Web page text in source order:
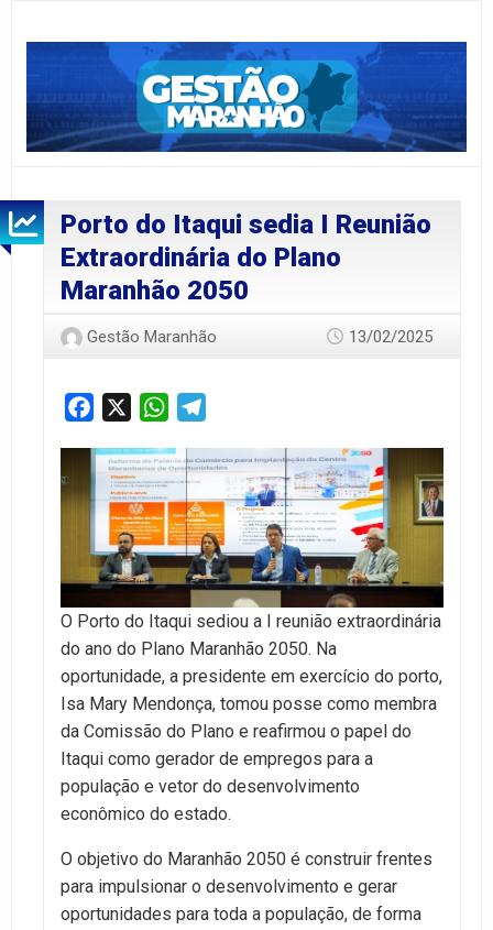
Porto do Itaqui sedia I Reunião
Extraordinária do Plano
Maranhão 2050
Gestão Maranhão 13/02/2025
Facebook WhatsApp
O Porto do Itaqui sediou a I reunião extraordinária
do ano do Plano Maranhão 2050. Na
oportunidade, a presidente em exercício do porto,
Isa Mary Mendonça, tomou posse como membra
da Comissão do Plano e reafirmou o papel do
Itaqui como gerador de empregos para a
população e vetor do desenvolvimento
econômico do estado.
O objetivo do Maranhão 2050 é construir frentes
para impulsionar o desenvolvimento e gerar
oportunidades para toda a população, de forma